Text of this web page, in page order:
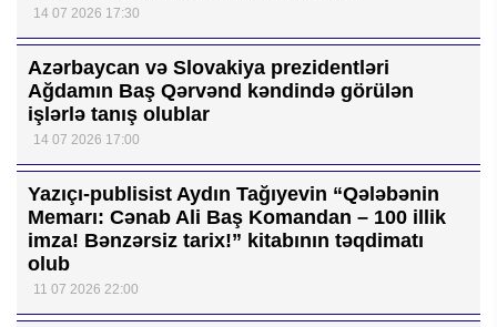
14 07 2026 17:30
Azərbaycan və Slovakiya prezidentləri
Ağdamın Baş Qərvənd kəndində görülən
işlərlə tanış olublar
14 07 2026 17:00
Yazıçı-publisist Aydın Tağıyevin “Qələbənin
Memarı: Cənab Ali Baş Komandan – 100 illik
imza! Bənzərsiz tarix!” kitabının təqdimatı
olub
11 07 2026 22:00